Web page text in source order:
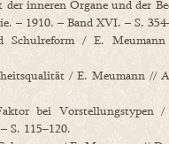
inneren Organe und der
– 1910. – Band XVI. – S.
Schulreform / E.
/ E. Meumann //
bei
S. 115–120.